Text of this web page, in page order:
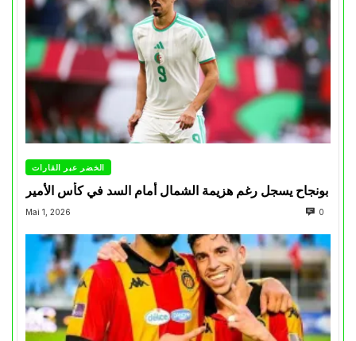
الخضر عبر القارات
بونجاح يسجل رغم هزيمة الشمال أمام السد في كأس الأمير
Mai 1, 2026 0